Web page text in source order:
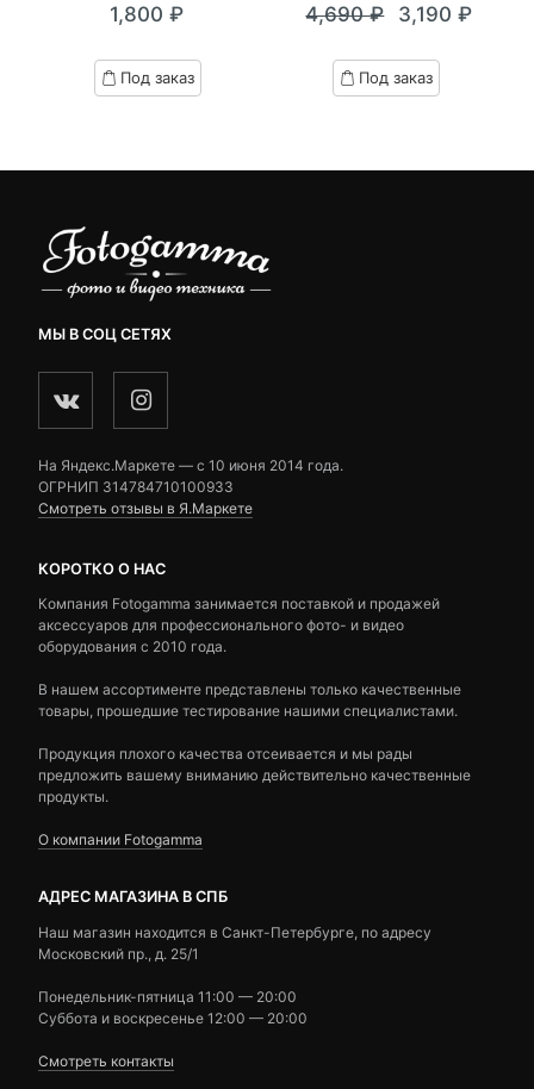
1,800₽
Под заказ
4,690₽
цена
составляла
3,190₽
Текущая
цена:
3,190 ₽.
Под заказ
МЫ В СОЦ СЕТЯХ
На Яндекс.Маркете — c 10 июня 2014 года.
ОГРНИП 314784710100933
Смотреть отзывы в Я.Маркете
КОРОТКО О НАС
Компания Fotogamma занимается поставкой и продажей
аксессуаров для профессионального фото- и видео
оборудования с 2010 года.
В нашем ассортименте представлены только качественные
товары, прошедшие тестирование нашими специалистами.
Продукция плохого качества отсеивается и мы рады
предложить вашему вниманию действительно качественные
продукты.
О компании Fotogamma
АДРЕС МАГАЗИНА В СПБ
Наш магазин находится в Санкт-Петербурге, по адресу
Московский пр., д. 25/1
Понедельник-пятница 11:00 — 20:00
Суббота и воскресенье 12:00 — 20:00
Смотреть контакты